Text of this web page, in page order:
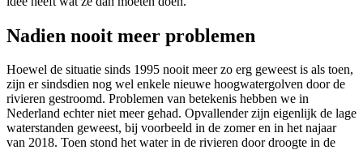
Nadien nooit meer problemen
Hoewel de situatie sinds 1995 nooit meer zo erg geweest is als toen,
zijn er sindsdien nog wel enkele nieuwe hoogwatergolven door de
rivieren gestroomd. Problemen van betekenis hebben we in
Nederland echter niet meer gehad. Opvallender zijn eigenlijk de lage
waterstanden geweest, bij voorbeeld in de zomer en in het najaar
van 2018. Toen stond het water in de rivieren door droogte in de